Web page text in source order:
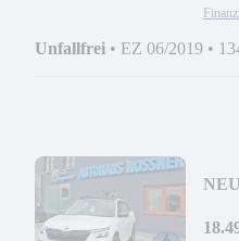
Unfallfrei • EZ 06/2019 •
NEU